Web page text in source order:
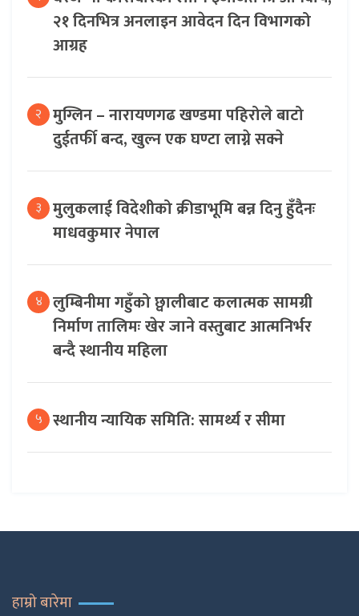
२१ दिनभित्र अनलाइन आवेदन दिन विभागको
आग्रह
२ मुग्लिन – नारायणगढ खण्डमा पहिरोले बाटो
दुईतर्फी बन्द, खुल्न एक घण्टा लाग्ने सक्ने
३ मुलुकलाई विदेशीको क्रीडाभूमि बन्न दिनु हुँदैनः
माधवकुमार नेपाल
४ लुम्बिनीमा गहुँको छ्वालीबाट कलात्मक सामग्री
निर्माण तालिमः खेर जाने वस्तुबाट आत्मनिर्भर
बन्दै स्थानीय महिला
५ स्थानीय न्यायिक समिति: सामर्थ्य र सीमा
हाम्रो बारेमा